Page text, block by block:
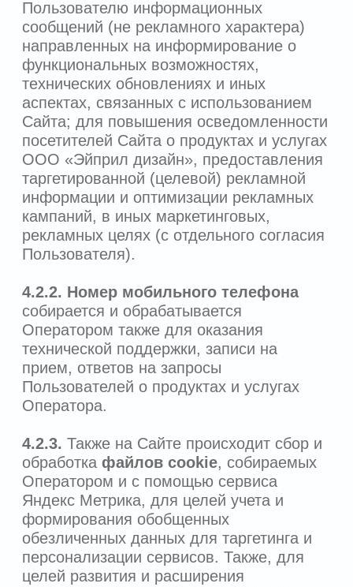
принимаются необходимые меры по
удалению или уточнению неполных,
или неточных персональных данных;
обрабатываемые персональные
данные уничтожаются по достижении
целей обработки или в случае утраты
целей, если иное не предусмотрено
законодательством Российской
Федерации.
6.2.Оператор может обрабатывать
предоставленные персональные данные
следующими способами: собирать,
записывать, хранить, накапливать,
уточнять, обезличивать, использовать,
передавать данную информацию третьим
лицам для реализации вышеуказанных
целей обработки персональных данных,
персональные данные по достижении
таких целей.
6.3.Оператор осуществляет обработку
персональных данных с использованием
средств автоматизации в соответствии с
требованиями законодательства
Российской Федерации,
устанавливающими требования к
обеспечению безопасности
персональных данных, с получением и/
или передачей полученной информации
по информационно-
телекоммуникационным сетям или без
таковой, а также без использования
средств автоматизации.
6.4.Обработка ПДн осуществляется
только с согласия субъектов ПДн, за
исключением случаев, когда: